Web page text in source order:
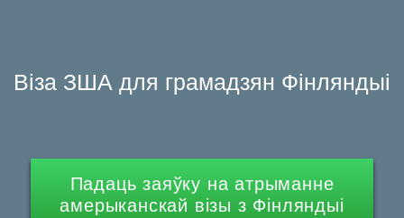
Віза ЗША для грамадзян Фінляндыі
Падаць заяўку на атрыманне
амерыканскай візы з Фінляндыі